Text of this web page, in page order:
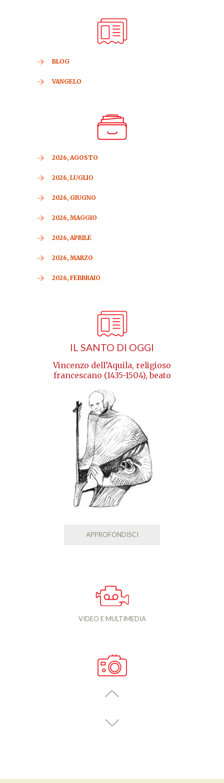
BLOG
VANGELO
2026, AGOSTO
2026, LUGLIO
2026, GIUGNO
2026, MAGGIO
2026, APRILE
2026, MARZO
2026, FEBBRAIO
IL SANTO DI OGGI
Vincenzo dell’Aquila, religioso
francescano (1435-1504), beato
APPROFONDISCI
VIDEO E MULTIMEDIA